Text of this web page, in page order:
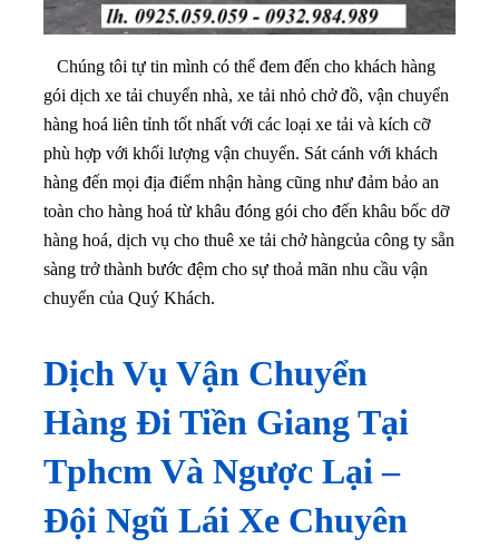
Chúng tôi tự tin mình có thể đem đến cho khách hàng
gói dịch xe tải chuyển nhà, xe tải nhỏ chở đồ, vận chuyển
hàng hoá liên tỉnh tốt nhất với các loại xe tải và kích cỡ
phù hợp với khối lượng vận chuyển. Sát cánh với khách
hàng đến mọi địa điểm nhận hàng cũng như đảm bảo an
toàn cho hàng hoá từ khâu đóng gói cho đến khâu bốc dỡ
hàng hoá, dịch vụ cho thuê xe tải chở hàngcủa công ty sẵn
sàng trở thành bước đệm cho sự thoả mãn nhu cầu vận
chuyển của Quý Khách.
Dịch Vụ Vận Chuyển
Hàng Đi Tiền Giang Tại
Tphcm Và Ngược Lại–
Đội Ngũ Lái Xe Chuyên